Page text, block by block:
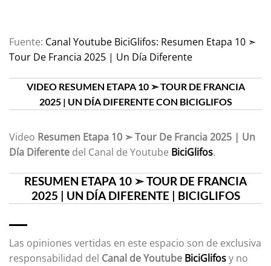
Fuente: Canal Youtube BiciGlifos: Resumen Etapa 10 ➣
Tour De Francia 2025 | Un Día Diferente
VIDEO RESUMEN ETAPA 10 ➣ TOUR DE FRANCIA
2025 | UN DÍA DIFERENTE CON BICIGLIFOS
Video Resumen Etapa 10 ➣ Tour De Francia 2025 | Un
Día Diferente del Canal de Youtube BiciGlifos.
RESUMEN ETAPA 10 ➣ TOUR DE FRANCIA
2025 | UN DÍA DIFERENTE | BICIGLIFOS
Las opiniones vertidas en este espacio son de exclusiva
responsabilidad del Canal de Youtube BiciGlifosy no